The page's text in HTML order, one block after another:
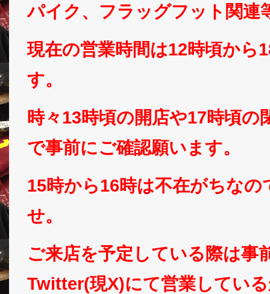
パイク、フラッグフット関連
現在の営業時間は12時頃から
す。
時々13時頃の開店や17時頃の
で事前にご確認願います。
15時から16時は不在がちなの
せ。
ご来店を予定している際は事
Twitter(現X)にて営業してい